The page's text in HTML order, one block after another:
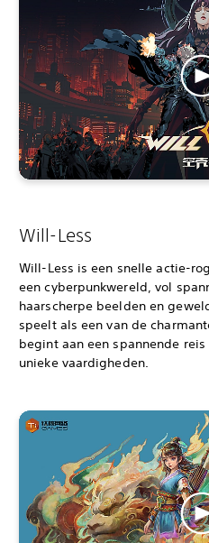
Will-Less
Will-Less is een snelle actie-
een cyberpunkwereld, vol
haarscherpe beelden en
speelt als een van de
begint aan een spannende
unieke vaardigheden.